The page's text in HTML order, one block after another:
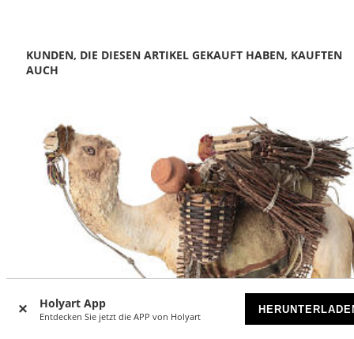
Holyart App
Entdecken Sie jetzt die APP von Holyart
KUNDEN, DIE DIESEN ARTIKEL GEKAUFT HABEN, KAUFTEN
AUCH